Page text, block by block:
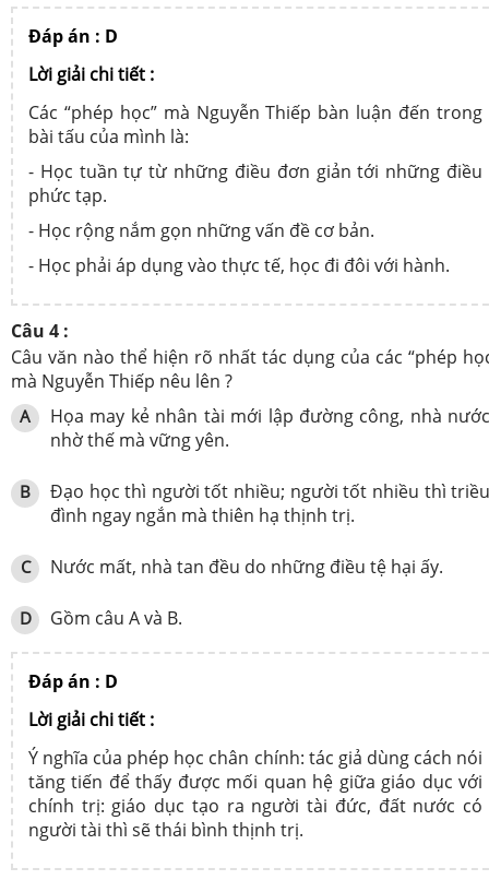
Đáp án : D
Lời giải chi tiết :
Các “phép học” mà Nguyễn Thiếp bàn luận đến trong
bài tấu của mình là:
- Học tuần tự từ những điều đơn giản tới những điều
phức tạp.
- Học rộng nắm gọn những vấn đề cơ bản.
- Học phải áp dụng vào thực tế, học đi đôi với hành.
Câu 4 :
Câu văn nào thể hiện rõ nhất tác dụng của các “phép
mà Nguyễn Thiếp nêu lên ?
A
Họa may kẻ nhân tài mới lập đường công, nhà
nhờ thế mà vững yên.
B
Đạo học thì người tốt nhiều; người tốt nhiều thì
đình ngay ngắn mà thiên hạ thịnh trị.
C Nước mất, nhà tan đều do những điều tệ hại ấy.
D Gồm câu A và B.
Đáp án : D
Lời giải chi tiết :
Ý nghĩa của phép học chân chính: tác giả dùng cách nói
tăng tiến để thấy được mối quan hệ giữa giáo dục với
chính trị: giáo dục tạo ra người tài đức, đất nước có
người tài thì sẽ thái bình thịnh trị.